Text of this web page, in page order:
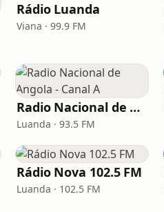
Rádio Luanda
Viana · 99.9 FM
Radio Nacional de Angola - Canal A
Luanda · 93.5 FM
Rádio Nova 102.5 FM
Luanda · 102.5 FM